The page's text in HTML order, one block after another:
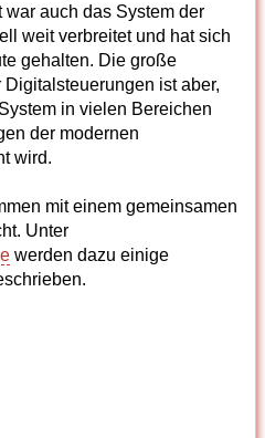
auch das System der
weit verbreitet und hat sich
gehalten. Die große
ist aber,
in vielen Bereichen
der modernen
wird.
mit einem gemeinsamen
Unter
werden dazu einige